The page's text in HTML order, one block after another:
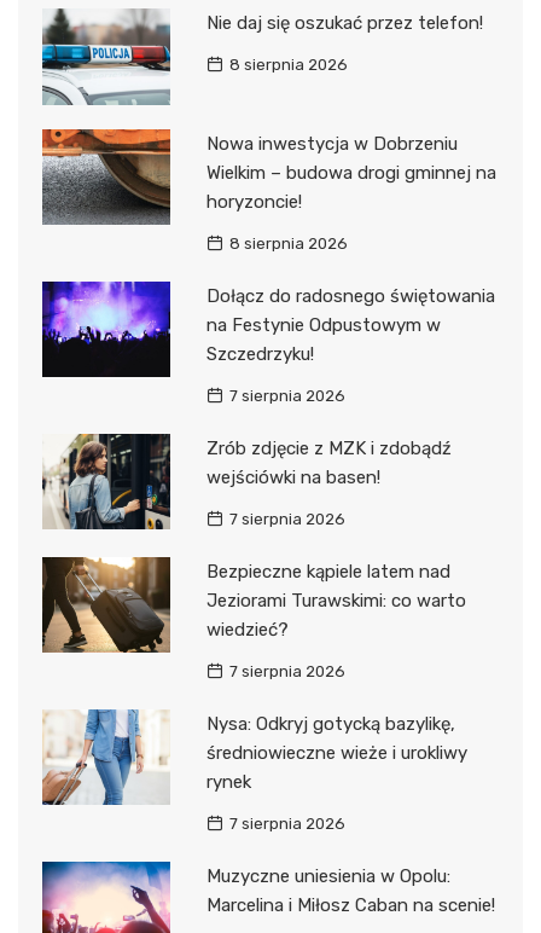
Nie daj się oszukać przez telefon!
8 sierpnia 2026
Nowa inwestycja w Dobrzeniu
Wielkim – budowa drogi gminnej na
horyzoncie!
8 sierpnia 2026
Dołącz do radosnego świętowania
na Festynie Odpustowym w
Szczedrzyku!
7 sierpnia 2026
Zrób zdjęcie z MZK i zdobądź
wejściówki na basen!
7 sierpnia 2026
Bezpieczne kąpiele latem nad
Jeziorami Turawskimi: co warto
wiedzieć?
7 sierpnia 2026
Nysa: Odkryj gotycką bazylikę,
średniowieczne wieże i urokliwy
rynek
7 sierpnia 2026
Muzyczne uniesienia w Opolu:
Marcelina i Miłosz Caban na scenie!